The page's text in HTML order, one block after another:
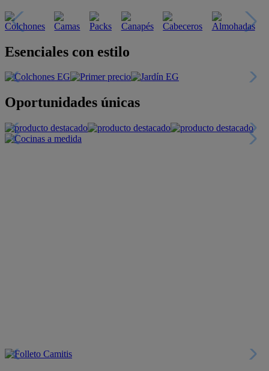
Esenciales con estilo
Oportunidades únicas